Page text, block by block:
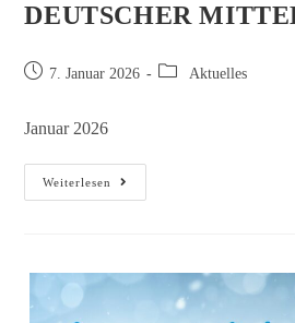
DEUTSCHER
7. Januar 2026 Aktuelles
Januar 2026
Weiterlesen